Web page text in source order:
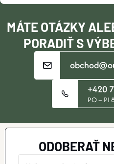
MÁTE OTÁZKY
PORADIŤ S
+420
PO – PI
ODOBERAŤ